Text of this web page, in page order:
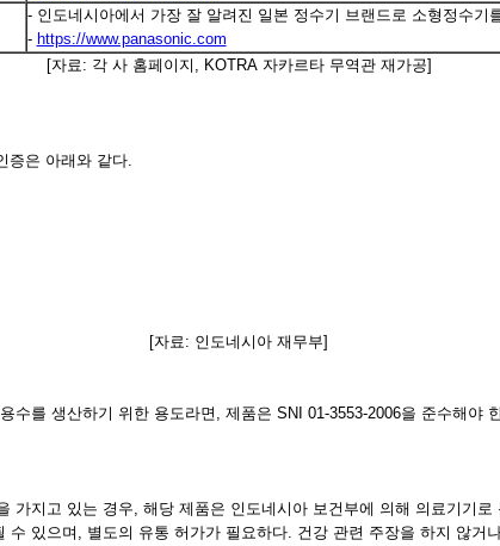
- 인도네시아에서 가장 잘 알려진 일본 정수기 브랜드로 소형정수기
- https://www.panasonic.com
[자료: 각 사 홈페이지, KOTRA 자카르타 무역관 재가공]
증은 아래와 같다.
[자료: 인도네시아 재무부]
를 생산하기 위한 용도라면, 제품은 SNI 01-3553-2006을 준수해
지고 있는 경우, 해당 제품은 인도네시아 보건부에 의해 의료기기
있으며, 별도의 유통 허가가 필요하다. 건강 관련 주장을 하지 않